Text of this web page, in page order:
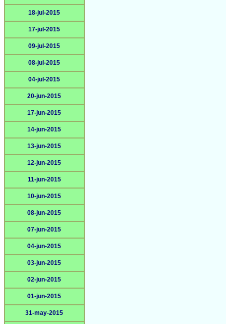
18-jul-2015
17-jul-2015
09-jul-2015
08-jul-2015
04-jul-2015
20-jun-2015
17-jun-2015
14-jun-2015
13-jun-2015
12-jun-2015
11-jun-2015
10-jun-2015
08-jun-2015
07-jun-2015
04-jun-2015
03-jun-2015
02-jun-2015
01-jun-2015
31-may-2015